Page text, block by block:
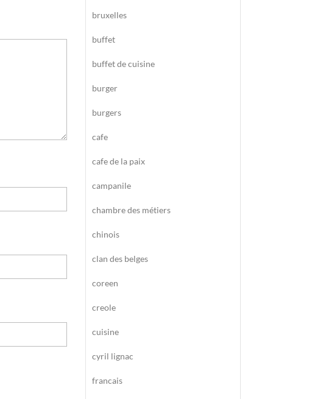
bruxelles
buffet
buffet de cuisine
burger
burgers
cafe
cafe de la paix
campanile
chambre des métiers
chinois
clan des belges
coreen
creole
cuisine
cyril lignac
francais